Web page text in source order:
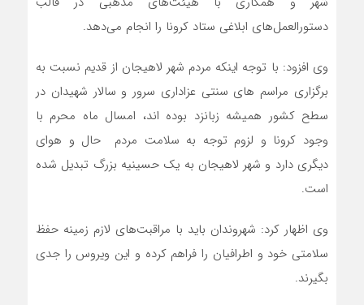
دستورالعمل‌های ابلاغی ستاد کرونا را انجام می‌دهد.
وی افزود: با توجه اینکه مردم شهر لاهیجان از قدیم نسبت به
برگزاری مراسم های سنتی عزاداری سرور و سالار شهیدان در
سطح کشور همیشه زبانزد بوده اند، امسال ماه محرم با
وجود کرونا و لزوم توجه به سلامت مردم حال و هوای
دیگری دارد و شهر لاهیجان به یک حسینیه بزرگ تبدیل شده
است.
وی اظهار کرد: شهروندان باید با مراقبت‌های لازم زمینه حفظ
سلامتی خود و اطرافیان را فراهم کرده و این ویروس را جدی
بگیرند.